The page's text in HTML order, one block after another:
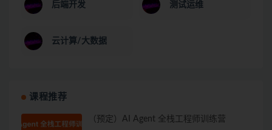
后端开发 测试运维
云计算/大数据
课程推荐
（预定）AI Agent 全栈工程师训练营